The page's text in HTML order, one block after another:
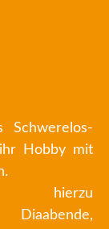
Schwerelos-
Hobby mit
Diaabende,